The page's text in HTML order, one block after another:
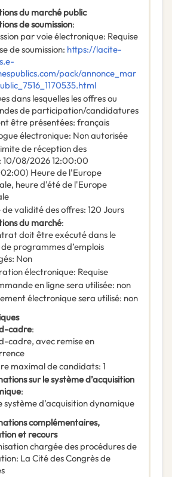
du marché public
de soumission:
par voie électronique: Requise
de soumission: https://lacite-
pack/annonce_mar
dans lesquelles les offres ou
de participation/candidatures
être présentées: français
électronique: Non autorisée
de réception des
: 10/08/202612:00:00
Heure de l'Europe
heure d'été de l'Europe
de validité des offres: 120 Jours
du marché:
doit être exécuté dans le
programmes d’emplois
: Non
électronique: Requise
en ligne sera utilisée: non
électronique sera utilisé: non
cadre:
cadre, avec remise en
maximal de candidats: 1
sur le système d’acquisition
:
système d’acquisition dynamique
complémentaires,
et recours
chargée des procédures de
: La Cité des Congrès de